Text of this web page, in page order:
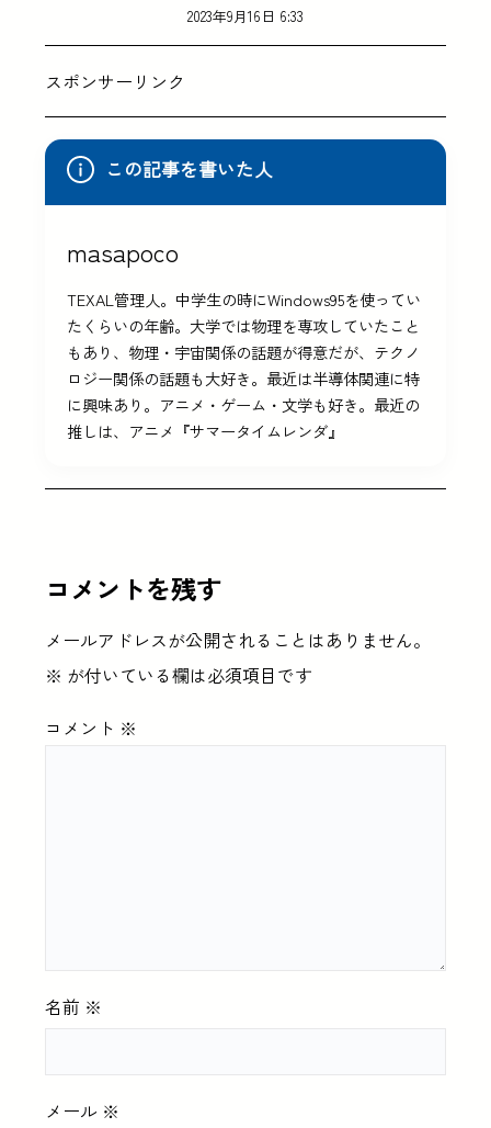
2023年9月16日 6:33
スポンサーリンク
この記事を書いた人
masapoco
TEXAL管理人。中学生の時にWindows95を使ってい
たくらいの年齢。大学では物理を専攻していたこと
もあり、物理・宇宙関係の話題が得意だが、テクノ
ロジー関係の話題も大好き。最近は半導体関連に特
に興味あり。アニメ・ゲーム・文学も好き。最近の
推しは、アニメ『サマータイムレンダ』
コメントを残す
メールアドレスが公開されることはありません。
※ が付いている欄は必須項目です
コメント ※
名前 ※
メール ※